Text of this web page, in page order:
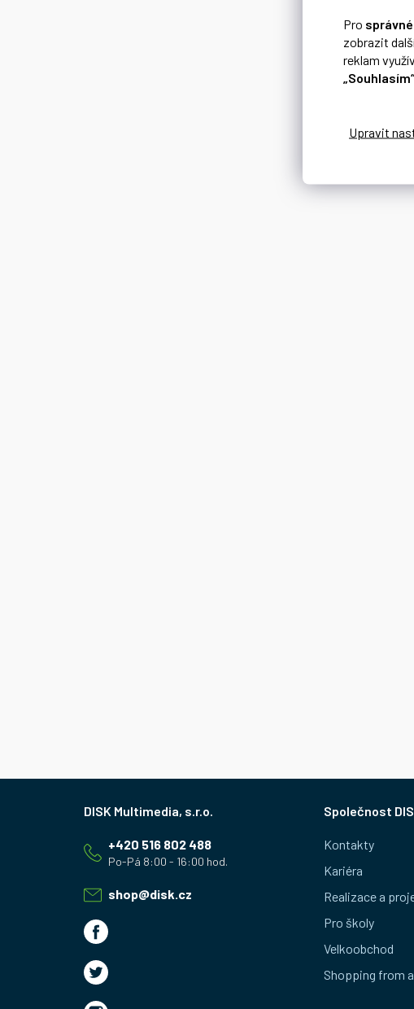
Pro
zobrazit
reklam
„Souhlasím“
shop@disk.cz
+420 516 802 488
Společnost
Kontakty
Kariéra
Realizace a
Pro školy
Velkoobchod
Shopping from